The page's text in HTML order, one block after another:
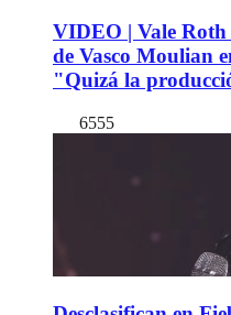
VIDEO | Vale
de Vasco Moulian
"Quizá la
6555